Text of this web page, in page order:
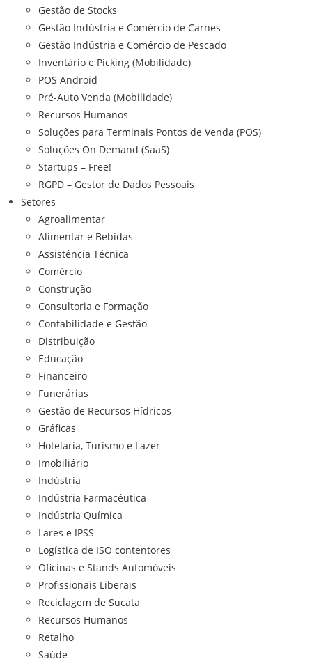
Gestão de Stocks
Gestão Indústria e Comércio de Carnes
Gestão Indústria e Comércio de Pescado
Inventário e Picking (Mobilidade)
POS Android
Pré-Auto Venda (Mobilidade)
Recursos Humanos
Soluções para Terminais Pontos de Venda (POS)
Soluções On Demand (SaaS)
Startups – Free!
RGPD – Gestor de Dados Pessoais
Setores
Agroalimentar
Alimentar e Bebidas
Assistência Técnica
Comércio
Construção
Consultoria e Formação
Contabilidade e Gestão
Distribuição
Educação
Financeiro
Funerárias
Gestão de Recursos Hídricos
Gráficas
Hotelaria, Turismo e Lazer
Imobiliário
Indústria
Indústria Farmacêutica
Indústria Química
Lares e IPSS
Logística de ISO contentores
Oficinas e Stands Automóveis
Profissionais Liberais
Reciclagem de Sucata
Recursos Humanos
Retalho
Saúde